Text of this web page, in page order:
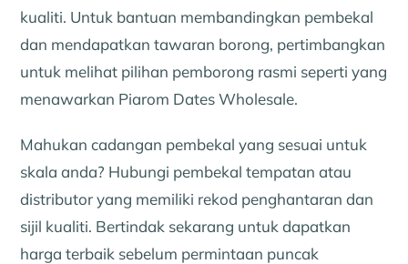
kualiti. Untuk bantuan membandingkan pembekal
dan mendapatkan tawaran borong, pertimbangkan
untuk melihat pilihan pemborong rasmi seperti yang
menawarkan Piarom Dates Wholesale.
Mahukan cadangan pembekal yang sesuai untuk
skala anda? Hubungi pembekal tempatan atau
distributor yang memiliki rekod penghantaran dan
sijil kualiti. Bertindak sekarang untuk dapatkan
harga terbaik sebelum permintaan puncak